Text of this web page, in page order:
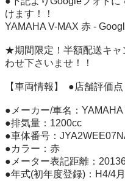
けます！！
YAMAHA V-MAX 赤 -
★期間限定！半額配送キャ
わせ下さいませ！！
【車両情報】  ●店舗評
●メーカー/車名：
●排気量：1200cc
●車体番号：
●カラー：赤
●メーター表記距離：
●年式(初年度登録)：H4/4月